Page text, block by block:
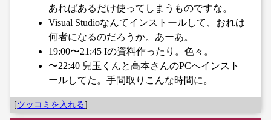
あればあるだけ使ってしまうものですな。
Visual Studioなんてインストールして、おれは
何者になるのだろうか。あーあ。
19:00〜21:45 Iの資料作ったり。色々。
〜22:40 兒玉くんと高本さんのPCへインスト
ールしてた。手間取りこんな時間に。
[ツッコミを入れる]